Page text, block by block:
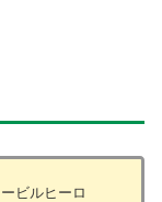
ビルヒーロ